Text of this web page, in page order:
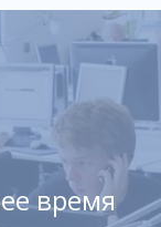
время